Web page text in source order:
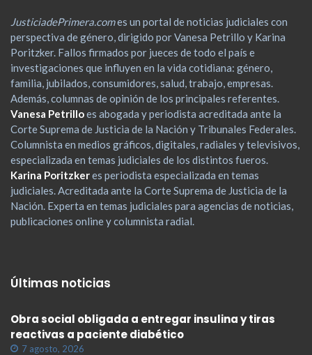
JusticiadePrimera.comes un portal de noticias judiciales con
perspectiva de género, dirigido por Vanesa Petrillo y Karina
Poritzker. Fallos firmados por jueces de todo el país e
investigaciones que influyen en la vida cotidiana: género,
familia, jubilados, consumidores, salud, trabajo, empresas.
Además, columnas de opinión de los principales referentes.
Vanesa Petrilloes abogada y periodista acreditada ante la
Corte Suprema de Justicia de la Nación y Tribunales Federales.
Columnista en medios gráficos, digitales, radiales y televisivos,
especializada en temas judiciales de los distintos fueros.
Karina Poritzkeres periodista especializada en temas
judiciales. Acreditada ante la Corte Suprema de Justicia de la
Nación. Experta en temas judiciales para agencias de noticias,
publicaciones online y columnista radial.
Últimas noticias
Obra social obligada a entregar insulina y tiras
reactivas a paciente diabético
7 agosto, 2026